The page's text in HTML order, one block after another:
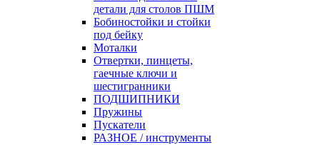
детали для столов ПШМ
Бобиностойки и стойки
под бейку
Моталки
Отвертки, пинцеты,
гаечные ключи и
шестигранники
ПОДШИПНИКИ
Пружины
Пускатели
РАЗНОЕ / инструменты